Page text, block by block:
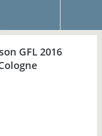
GFL 2016